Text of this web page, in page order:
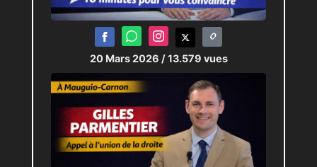
20 Mars 2026 / 13.579 vues